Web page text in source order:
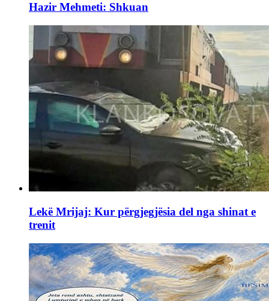
Hazir Mehmeti: Shkuan
Lekë Mrijaj: Kur përgjegjësia del nga shinat e
trenit